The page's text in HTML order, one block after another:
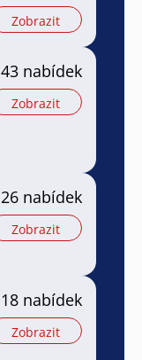
Zobrazit
43 nabídek
Zobrazit
26 nabídek
Zobrazit
18 nabídek
Zobrazit